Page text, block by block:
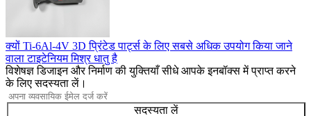
क्यों Ti-6Al-4V 3D प्रिंटेड पार्ट्स के लिए सबसे अधिक उपयोग किया जाने
वाला टाइटेनियम मिश्र धातु है
विशेषज्ञ डिजाइन और निर्माण की युक्तियाँ सीधे आपके इनबॉक्स में प्राप्त करने
के लिए सदस्यता लें।
सदस्यता लें